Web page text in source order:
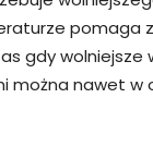
pomaga
gdy
można nawet w